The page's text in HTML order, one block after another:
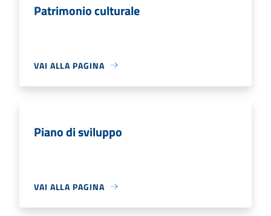
Patrimonio culturale
VAI ALLA PAGINA
Piano di sviluppo
VAI ALLA PAGINA